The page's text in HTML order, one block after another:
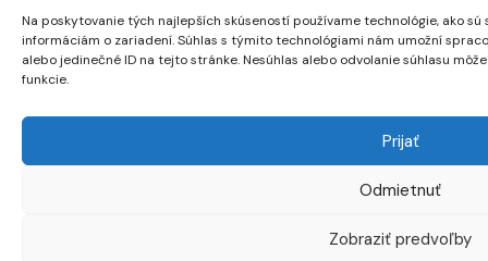
Na poskytovanie tých najlepších skúseností používame technológie, ako
informáciám o zariadení. Súhlas s týmito technológiami nám umožní
alebo jedinečné ID na tejto stránke. Nesúhlas alebo odvolanie súhlasu
funkcie.
Prijať
Odmietnuť
Zobraziť predvoľby